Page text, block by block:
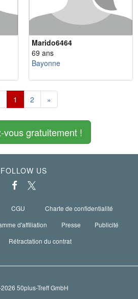
Marido6464
69 ans
Bayonne
1 2 »
vous gratuitement !
FOLLOW US
CGU
Charte de confidentialité
d'affiliation Presse
Publicité
Rétractation du contrat
50plus-Treff GmbH